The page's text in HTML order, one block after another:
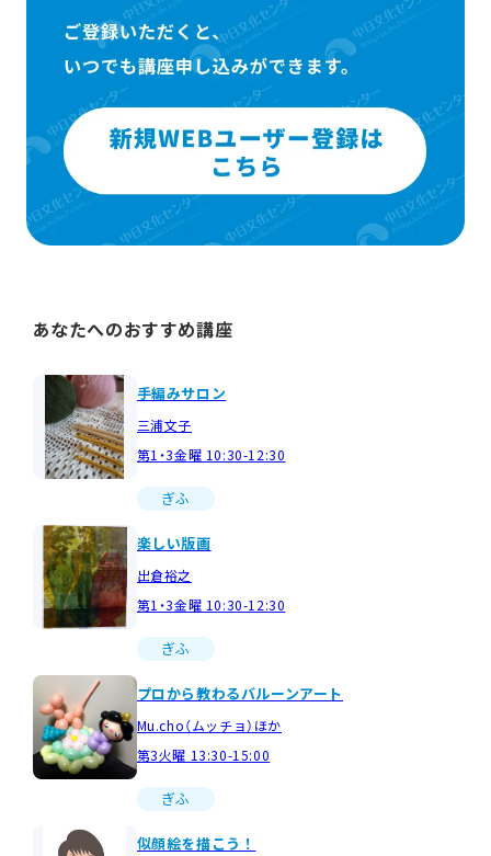
あなたへのおすすめ講座
手編みサロン
三浦文子
第1・3金曜 10:30-12:30
ぎふ
楽しい版画
出倉裕之
第1・3金曜 10:30-12:30
ぎふ
プロから教わるバルーンアート
Mu.cho（ムッチョ）ほか
第3火曜 13:30-15:00
ぎふ
似顔絵を描こう！